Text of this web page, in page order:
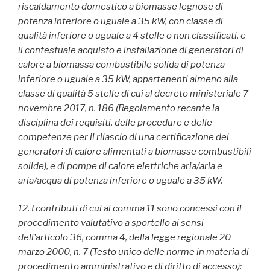
riscaldamento domestico a biomasse legnose di
potenza inferiore o uguale a 35 kW, con classe di
qualità inferiore o uguale a 4 stelle o non classificati, e
il contestuale acquisto e installazione di generatori di
calore a biomassa combustibile solida di potenza
inferiore o uguale a 35 kW, appartenenti almeno alla
classe di qualità 5 stelle di cui al decreto ministeriale 7
novembre 2017, n. 186 (Regolamento recante la
disciplina dei requisiti, delle procedure e delle
competenze per il rilascio di una certificazione dei
generatori di calore alimentati a biomasse combustibili
solide), e di pompe di calore elettriche aria/aria e
aria/acqua di potenza inferiore o uguale a 35 kW.
12. I contributi di cui al comma 11 sono concessi con il
procedimento valutativo a sportello ai sensi
dell’articolo 36, comma 4, della legge regionale 20
marzo 2000, n. 7 (Testo unico delle norme in materia di
procedimento amministrativo e di diritto di accesso):